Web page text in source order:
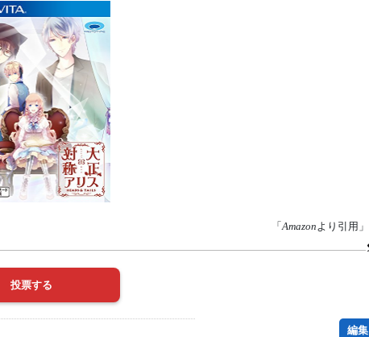
「Amazonより引用」
編集